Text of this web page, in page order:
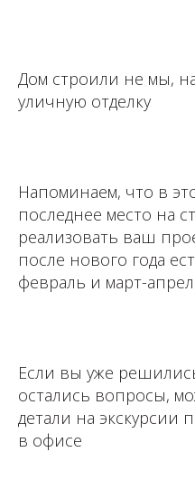
Дом строили не мы,
уличную отделку
Напоминаем, что в
последнее место на
реализовать ваш
после нового года
февраль и март-
Если вы уже
остались вопросы,
детали на экскурсии
в офисе